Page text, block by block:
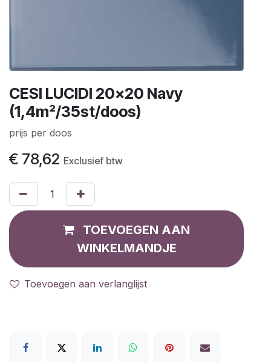
CESI LUCIDI 20x20 Navy
(1,4m²/35st/doos)
prijs per doos
€ 78,62 Exclusief btw
TOEVOEGEN AAN
WINKELMANDJE
Toevoegen aan verlanglijst